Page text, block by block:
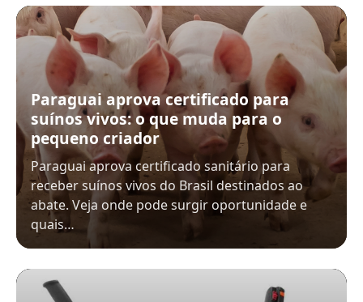
Paraguai aprova certificado para
suínos vivos: o que muda para o
pequeno criador
Paraguai aprova certificado sanitário para
receber suínos vivos do Brasil destinados ao
abate. Veja onde pode surgir oportunidade e
quais…